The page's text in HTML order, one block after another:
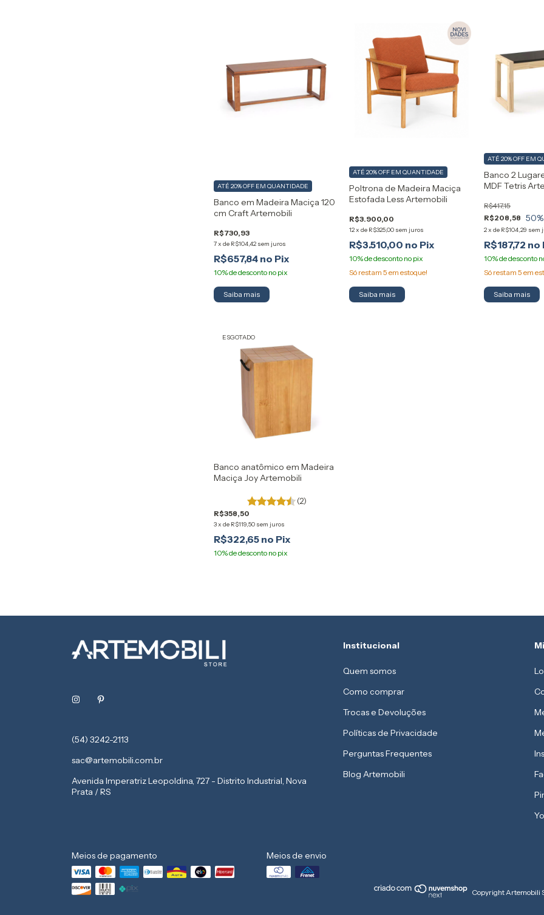
Banco em Madeira Maciça 120
cm Craft Artemobili
R$730,93
7xde R$104,42 sem juros
ATÉ 20% OFF EM QUANTIDADE
R$657,84
Poltrona de Madeira Maciça
Estofada Less Artemobili
R$3.900,00
12x de R$325,00 sem juros
ATÉ 20% OFF EM QUANTIDADE
R$3.510,00
Só restam 5 em estoque!
Saiba mais
Banco 2
MDF Tetris
R$208,58
R$417,15
50
2xde R$104,29 sem
ATÉ 20% OFF EM
R$187,72
Só restam5 em
ESGOTADO
Banco anatômico em Madeira
Maciça Joy Artemobili
(2)
R$358,50
3xde R$119,50 sem juros
R$322,65
(54) 3242-2113
sac@artemobili.com.br
Avenida Imperatriz Leopoldina, 727 - Distrito Industrial, Nova
Prata / RS
Institucional
Quem somos
Como comprar
Trocas e Devoluções
Políticas de Privacidade
Perguntas Frequentes
Blog Artemobili
Meios de pagamento Meios de envio
Copyright Artemobili